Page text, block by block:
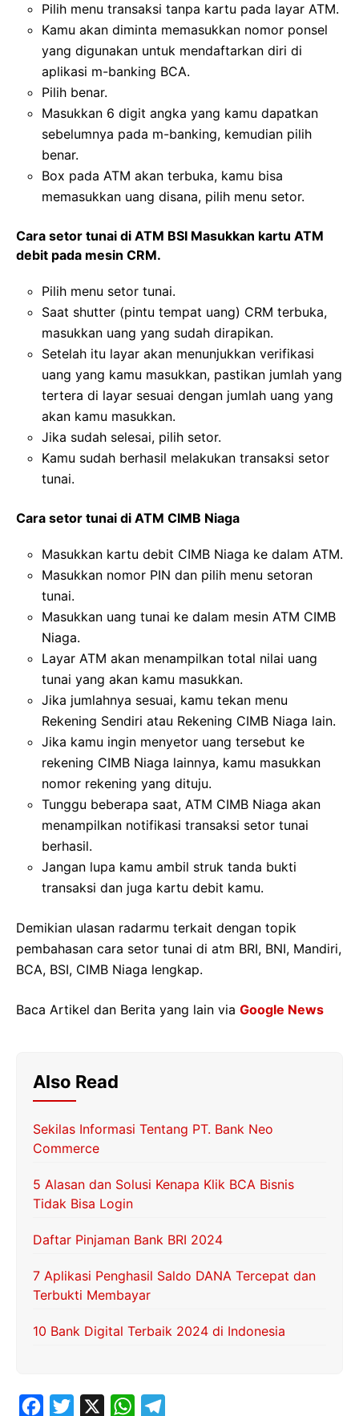
Pilih menu transaksi tanpa kartu pada layar ATM.
Kamu akan diminta memasukkan nomor ponsel
yang digunakan untuk mendaftarkan diri di
aplikasi m-banking BCA.
Pilih benar.
Masukkan 6 digit angka yang kamu dapatkan
sebelumnya pada m-banking, kemudian pilih
benar.
Box pada ATM akan terbuka, kamu bisa
memasukkan uang disana, pilih menu setor.
Cara setor tunai di ATM BSI Masukkan kartu ATM
debit pada mesin CRM.
Pilih menu setor tunai.
Saat shutter (pintu tempat uang) CRM terbuka,
masukkan uang yang sudah dirapikan.
Setelah itu layar akan menunjukkan verifikasi
uang yang kamu masukkan, pastikan jumlah yang
tertera di layar sesuai dengan jumlah uang yang
akan kamu masukkan.
Jika sudah selesai, pilih setor.
Kamu sudah berhasil melakukan transaksi setor
tunai.
Cara setor tunai di ATM CIMB Niaga
Masukkan kartu debit CIMB Niaga ke dalam ATM.
Masukkan nomor PIN dan pilih menu setoran
tunai.
Masukkan uang tunai ke dalam mesin ATM CIMB
Niaga.
Layar ATM akan menampilkan total nilai uang
tunai yang akan kamu masukkan.
Jika jumlahnya sesuai, kamu tekan menu
Rekening Sendiri atau Rekening CIMB Niaga lain.
Jika kamu ingin menyetor uang tersebut ke
rekening CIMB Niaga lainnya, kamu masukkan
nomor rekening yang dituju.
Tunggu beberapa saat, ATM CIMB Niaga akan
menampilkan notifikasi transaksi setor tunai
berhasil.
Jangan lupa kamu ambil struk tanda bukti
transaksi dan juga kartu debit kamu.
Demikian ulasan radarmu terkait dengan topik
pembahasan cara setor tunai di atm BRI, BNI, Mandiri,
BCA, BSI, CIMB Niaga lengkap.
Baca Artikel dan Berita yang lain via Google News
Also Read
Sekilas Informasi Tentang PT. Bank Neo
Commerce
5 Alasan dan Solusi Kenapa Klik BCA Bisnis
Tidak Bisa Login
Daftar Pinjaman Bank BRI 2024
7 Aplikasi Penghasil Saldo DANA Tercepat dan
Terbukti Membayar
10 Bank Digital Terbaik 2024 di Indonesia
W